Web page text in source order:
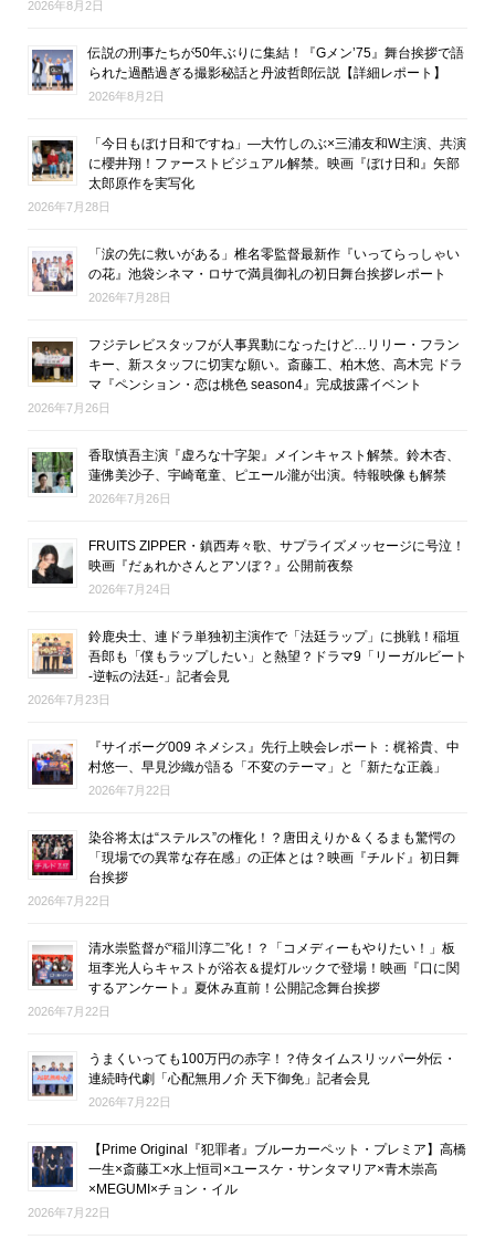
2026年8月2日
伝説の刑事たちが50年ぶりに集結！『Gメン’75』舞台挨拶で語
られた過酷過ぎる撮影秘話と丹波哲郎伝説【詳細レポート】
2026年8月2日
「今日もぼけ日和ですね」―大竹しのぶ×三浦友和W主演、共演
に櫻井翔！ファーストビジュアル解禁。映画『ぼけ日和』矢部
太郎原作を実写化
2026年7月28日
「涙の先に救いがある」椎名零監督最新作『いってらっしゃい
の花』池袋シネマ・ロサで満員御礼の初日舞台挨拶レポート
2026年7月28日
フジテレビスタッフが人事異動になったけど…リリー・フラン
キー、新スタッフに切実な願い。斎藤工、柏木悠、高木完 ドラ
マ『ペンション・恋は桃色 season4』完成披露イベント
2026年7月26日
香取慎吾主演『虚ろな十字架』メインキャスト解禁。鈴木杏、
蓮佛美沙子、宇崎竜童、ピエール瀧が出演。特報映像も解禁
2026年7月26日
FRUITS ZIPPER・鎮西寿々歌、サプライズメッセージに号泣！
映画『だぁれかさんとアソぼ？』公開前夜祭
2026年7月24日
鈴鹿央士、連ドラ単独初主演作で「法廷ラップ」に挑戦！稲垣
吾郎も「僕もラップしたい」と熱望？ドラマ9「リーガルビート
-逆転の法廷-」記者会見
2026年7月23日
『サイボーグ009 ネメシス』先行上映会レポート：梶裕貴、中
村悠一、早見沙織が語る「不変のテーマ」と「新たな正義」
2026年7月22日
染谷将太は“ステルス”の権化！？唐田えりか＆くるまも驚愕の
「現場での異常な存在感」の正体とは？映画『チルド』初日舞
台挨拶
2026年7月22日
清水崇監督が“稲川淳二”化！？「コメディーもやりたい！」板
垣李光人らキャストが浴衣＆提灯ルックで登場！映画『口に関
するアンケート』夏休み直前！公開記念舞台挨拶
2026年7月22日
うまくいっても100万円の赤字！？侍タイムスリッパー外伝・
連続時代劇「心配無用ノ介 天下御免」記者会見
2026年7月22日
【Prime Original『犯罪者』ブルーカーペット・プレミア】高橋
一生×斎藤工×水上恒司×ユースケ・サンタマリア×青木崇高
×MEGUMI×チョン・イル
2026年7月22日